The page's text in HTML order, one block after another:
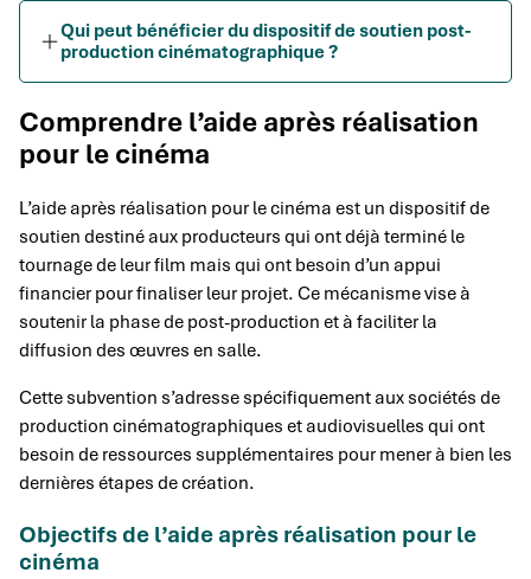
Qui peut bénéficier du dispositif de soutien post-
production cinématographique ?
Comprendre l’aide après réalisation
pour le cinéma
L’aide après réalisation pour le cinéma est un dispositif de
soutien destiné aux producteurs qui ont déjà terminé le
tournage de leur film mais qui ont besoin d’un appui
financier pour finaliser leur projet. Ce mécanisme vise à
soutenir la phase de post-production et à faciliter la
diffusion des œuvres en salle.
Cette subvention s’adresse spécifiquement aux sociétés de
production cinématographiques et audiovisuelles qui ont
besoin de ressources supplémentaires pour mener à bien les
dernières étapes de création.
Objectifs de l’aide après réalisation pour le
cinéma